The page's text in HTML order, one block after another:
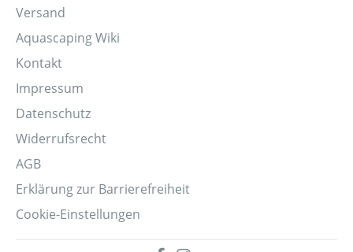
Versand
Aquascaping Wiki
Kontakt
Impressum
Datenschutz
Widerrufsrecht
AGB
Erklärung zur Barrierefreiheit
Cookie-Einstellungen